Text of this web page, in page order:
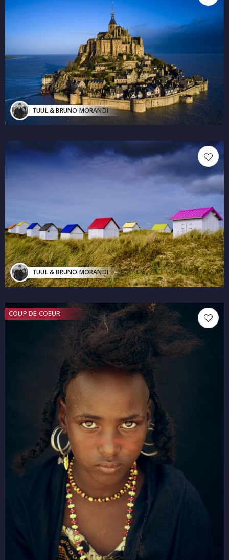
TUUL & BRUNO MORANDI
TUUL & BRUNO MORANDI
COUP DE COEUR